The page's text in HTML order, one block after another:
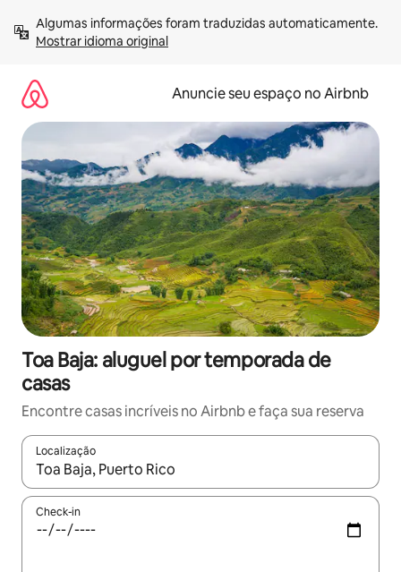
para
Mostrar idioma original
Anuncie seu espaço no Airbnb
Toa Baja: aluguel por temporada de
casas
Encontre casas incríveis no Airbnb e faça sua reserva
Localização
Quando os resultados estiverem disponíveis, explore-os
Check-in